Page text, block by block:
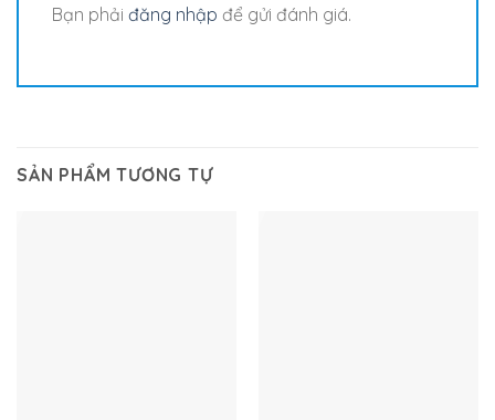
Bạn phải đăng nhập để gửi đánh giá.
SẢN PHẨM TƯƠNG TỰ